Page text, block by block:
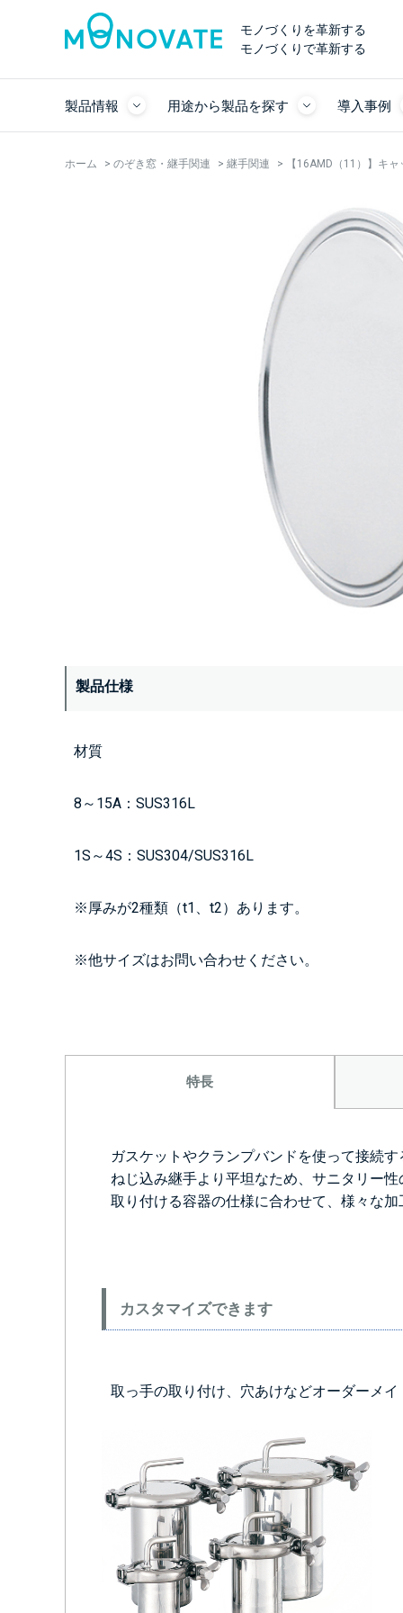
モノづくりを革新する
モノづくりで革新する
製品情報 用途から製品を探す 導入事例
ホーム > のぞき窓・継手関連 > 継手関連 > 【16AMD（11）】キ
製品仕様
材質
8～15A：SUS316L
1S～4S：SUS304/SUS316L
※厚みが2種類（t1、t2）あります。
※他サイズはお問い合わせください。
特長
ガスケットやクランプバンドを使って接続
ねじ込み継手より平坦なため、サニタリー
取り付ける容器の仕様に合わせて、様々な
カスタマイズできます
取っ手の取り付け、穴あけなどオーダーメ